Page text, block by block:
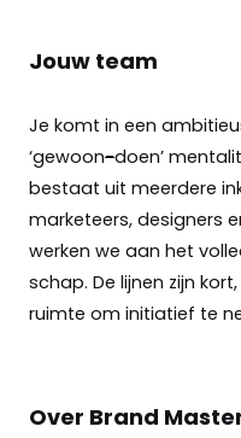
Jouw team
Je komt in een
‘gewoon-doen’
bestaat uit meerdere
marketeers, designers
werken we aan het
schap. De lijnen zijn
ruimte om initiatief te
Over Brand